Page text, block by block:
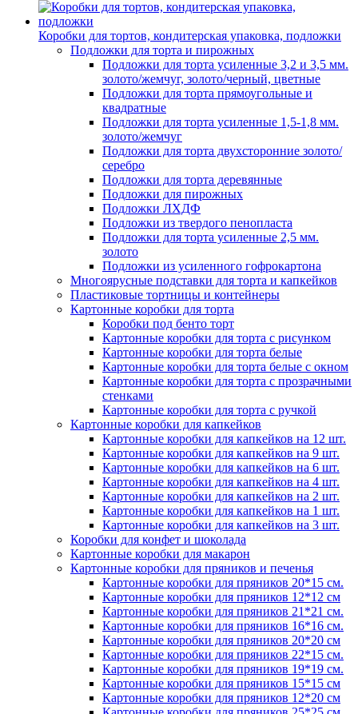
Коробки для тортов, кондитерская упаковка, подложки
Подложки для торта и пирожных
Подложки для торта усиленные 3,2 и 3,5 мм.
золото/жемчуг, золото/черный, цветные
Подложки для торта прямоугольные и
квадратные
Подложки для торта усиленные 1,5-1,8 мм.
золото/жемчуг
Подложки для торта двухсторонние золото/
серебро
Подложки для торта деревянные
Подложки для пирожных
Подложки ЛХДФ
Подложки из твердого пенопласта
Подложки для торта усиленные 2,5 мм.
золото
Подложки из усиленного гофрокартона
Многоярусные подставки для торта и капкейков
Пластиковые тортницы и контейнеры
Картонные коробки для торта
Коробки под бенто торт
Картонные коробки для торта с рисунком
Картонные коробки для торта белые
Картонные коробки для торта белые с окном
Картонные коробки для торта с прозрачными
стенками
Картонные коробки для торта с ручкой
Картонные коробки для капкейков
Картонные коробки для капкейков на 12 шт.
Картонные коробки для капкейков на 9 шт.
Картонные коробки для капкейков на 6 шт.
Картонные коробки для капкейков на 4 шт.
Картонные коробки для капкейков на 2 шт.
Картонные коробки для капкейков на 1 шт.
Картонные коробки для капкейков на 3 шт.
Коробки для конфет и шоколада
Картонные коробки для макарон
Картонные коробки для пряников и печенья
Картонные коробки для пряников 20*15 см.
Картонные коробки для пряников 12*12 см
Картонные коробки для пряников 21*21 см.
Картонные коробки для пряников 16*16 см.
Картонные коробки для пряников 20*20 см
Картонные коробки для пряников 22*15 см.
Картонные коробки для пряников 19*19 см.
Картонные коробки для пряников 15*15 см
Картонные коробки для пряников 12*20 см